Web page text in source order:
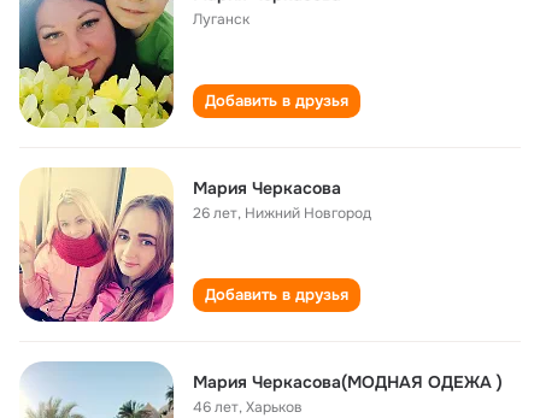
Луганск
Добавить в друзья
Мария Черкасова
26 лет, Нижний Новгород
Добавить в друзья
Мария Черкасова(МОДНАЯ ОДЕЖА )
46 лет,Харьков